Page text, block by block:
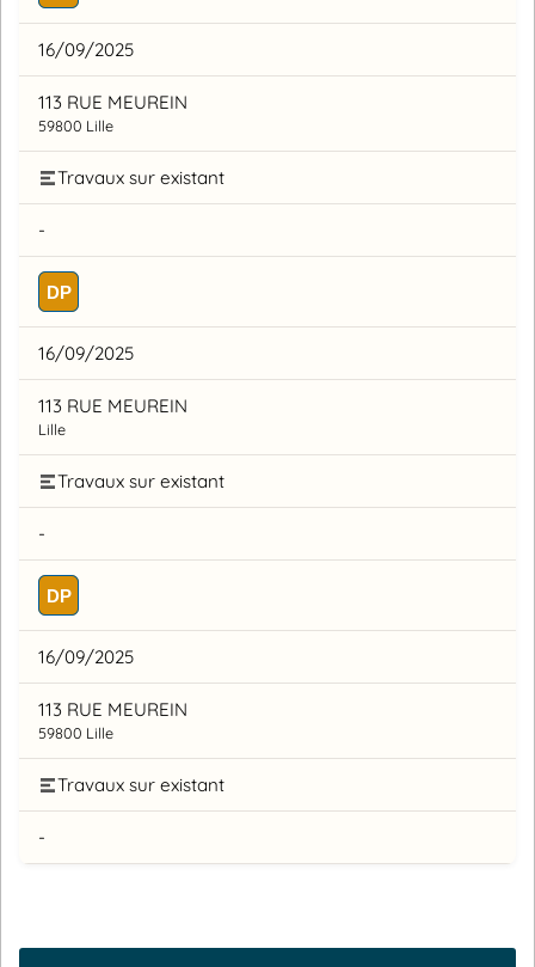
16/09/2025
113 RUE MEUREIN
59800 Lille
Travaux sur existant
-
DP
16/09/2025
113 RUE MEUREIN
Lille
Travaux sur existant
-
DP
16/09/2025
113 RUE MEUREIN
59800 Lille
Travaux sur existant
-